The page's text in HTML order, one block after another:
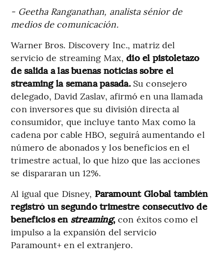
- Geetha Ranganathan, analista sénior de
medios de comunicación.
Warner Bros. Discovery Inc., matriz del
servicio de streaming Max, dio el pistoletazo
de salida a las buenas noticias sobre el
streaming la semana pasada. Su consejero
delegado, David Zaslav, afirmó en una llamada
con inversores que su división directa al
consumidor, que incluye tanto Max como la
cadena por cable HBO, seguirá aumentando el
número de abonados y los beneficios en el
trimestre actual, lo que hizo que las acciones
se dispararan un 12%.
Al igual que Disney, Paramount Global también
registró un segundo trimestre consecutivo de
beneficios en streaming, con éxitos como el
impulso a la expansión del servicio
Paramount+ en el extranjero.